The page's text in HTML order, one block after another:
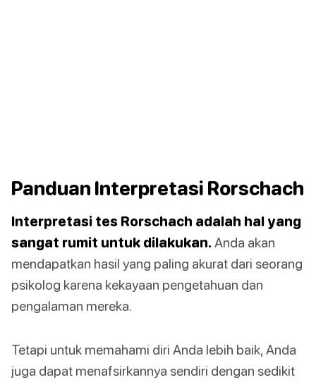
Panduan Interpretasi Rorschach
Interpretasi tes Rorschach adalah hal yang
sangat rumit untuk dilakukan. Anda akan
mendapatkan hasil yang paling akurat dari seorang
psikolog karena kekayaan pengetahuan dan
pengalaman mereka.
Tetapi untuk memahami diri Anda lebih baik, Anda
juga dapat menafsirkannya sendiri dengan sedikit